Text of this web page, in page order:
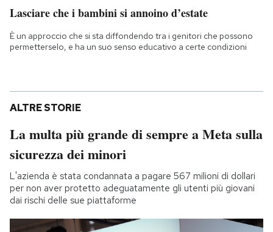
Lasciare che i bambini si annoino d’estate
È un approccio che si sta diffondendo tra i genitori che possono
permetterselo, e ha un suo senso educativo a certe condizioni
ALTRE STORIE
La multa più grande di sempre a Meta sulla
sicurezza dei minori
L'azienda è stata condannata a pagare 567 milioni di dollari
per non aver protetto adeguatamente gli utenti più giovani
dai rischi delle sue piattaforme